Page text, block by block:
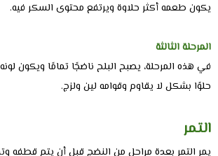
يكون طعمه أكثر حلاوة ويرتفع محتوى السكر فيه.
المرحلة الثالثة
في هذه المرحلة، يصبح البلح ناضجًا تمامًا ويكون
حلوًا بشكل لا يقاوم وقوامه لين ولزج.
التمر
يمر التمر بعدة مراحل من النضج قبل أن يتم قطفه